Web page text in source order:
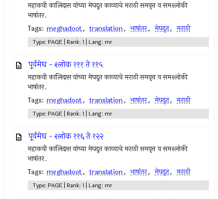
महाकवी कालिदास यांच्या मेघदूत काव्याचे मराठी समवृत्त व समश्लोकी
भाषांतर.
Tags: meghadoot, translation, भाषांतर, मेघदूत, मराठी
Type: PAGE | Rank: 1 | Lang: mr
पूर्वमेघ - श्लोक १११ ते ११५
महाकवी कालिदास यांच्या मेघदूत काव्याचे मराठी समवृत्त व समश्लोकी
भाषांतर.
Tags: meghadoot, translation, भाषांतर, मेघदूत, मराठी
Type: PAGE | Rank: 1 | Lang: mr
पूर्वमेघ - श्लोक ११६ ते १२२
महाकवी कालिदास यांच्या मेघदूत काव्याचे मराठी समवृत्त व समश्लोकी
भाषांतर.
Tags: meghadoot, translation, भाषांतर, मेघदूत, मराठी
Type: PAGE | Rank: 1 | Lang: mr